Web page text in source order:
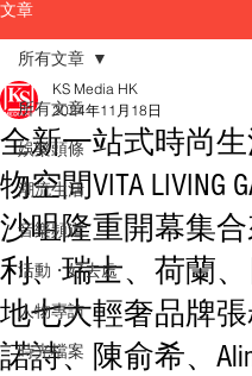
文章
所有文章
娛樂頭條
潮流生活
音樂頻道
活動・好去處
人物專訪
時光檔案
所有文章
全新一站式時尚
物空間VITA LIVING
沙咀隆重開幕集
利、瑞士、荷蘭
地七大輕奢品牌
諾詩、陳俞希、
KS Media HK
2024年11月18日